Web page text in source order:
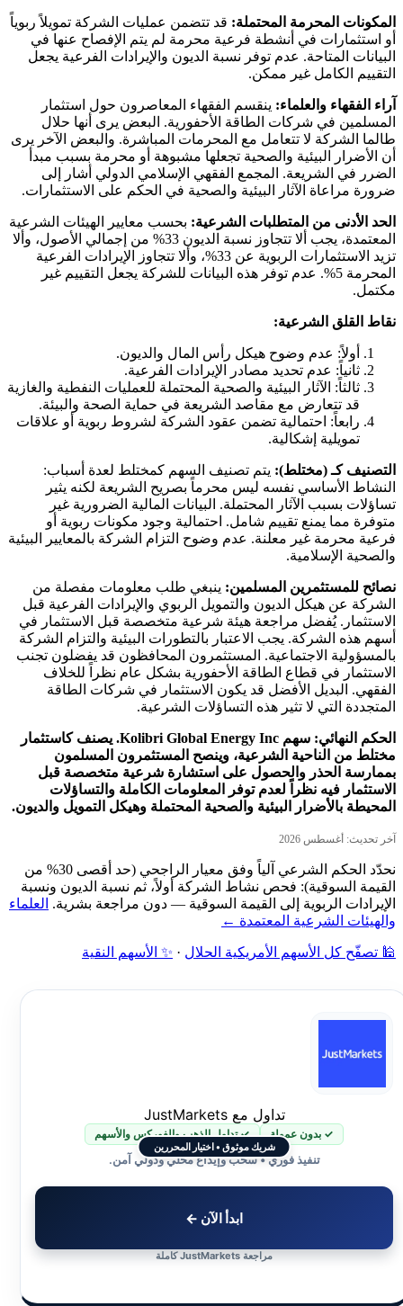
المكونات المحرمة المحتملة:قد تتضمن عمليات الشركة تمويلاً ربوياً
أو استثمارات في أنشطة فرعية محرمة لم يتم الإفصاح عنها في
البيانات المتاحة. عدم توفر نسبة الديون والإيرادات الفرعية يجعل
التقييم الكامل غير ممكن.
آراء الفقهاء والعلماء:ينقسم الفقهاء المعاصرون حول استثمار
المسلمين في شركات الطاقة الأحفورية. البعض يرى أنها حلال
طالما الشركة لا تتعامل مع المحرمات المباشرة. والبعض الآخر يرى
أن الأضرار البيئية والصحية تجعلها مشبوهة أو محرمة بسبب مبدأ
الضرر في الشريعة. المجمع الفقهي الإسلامي الدولي أشار إلى
ضرورة مراعاة الآثار البيئية والصحية في الحكم على الاستثمارات.
الحد الأدنى من المتطلبات الشرعية:بحسب معايير الهيئات الشرعية
المعتمدة، يجب ألا تتجاوز نسبة الديون 33% من إجمالي الأصول، وألا
تزيد الاستثمارات الربوية عن 33%، وألا تتجاوز الإيرادات الفرعية
المحرمة 5%. عدم توفر هذه البيانات للشركة يجعل التقييم غير
مكتمل.
نقاط القلق الشرعية:
أولاً: عدم وضوح هيكل رأس المال والديون.
ثانياً: عدم تحديد مصادر الإيرادات الفرعية.
ثالثاً: الآثار البيئية والصحية المحتملة للعمليات النفطية والغازية
قد تتعارض مع مقاصد الشريعة في حماية الصحة والبيئة.
رابعاً: احتمالية تضمن عقود الشركة لشروط ربوية أو علاقات
تمويلية إشكالية.
التصنيف كـ (مختلط):يتم تصنيف السهم كمختلط لعدة أسباب:
النشاط الأساسي نفسه ليس محرماً بصريح الشريعة لكنه يثير
تساؤلات بسبب الآثار المحتملة. البيانات المالية الضرورية غير
متوفرة مما يمنع تقييم شامل. احتمالية وجود مكونات ربوية أو
فرعية محرمة غير معلنة. عدم وضوح التزام الشركة بالمعايير البيئية
والصحية الإسلامية.
نصائح للمستثمرين المسلمين:ينبغي طلب معلومات مفصلة من
الشركة عن هيكل الديون والتمويل الربوي والإيرادات الفرعية قبل
الاستثمار. يُفضل مراجعة هيئة شرعية متخصصة قبل الاستثمار في
أسهم هذه الشركة. يجب الاعتبار بالتطورات البيئية والتزام الشركة
بالمسؤولية الاجتماعية. المستثمرون المحافظون قد يفضلون تجنب
الاستثمار في قطاع الطاقة الأحفورية بشكل عام نظراً للخلاف
الفقهي. البديل الأفضل قد يكون الاستثمار في شركات الطاقة
المتجددة التي لا تثير هذه التساؤلات الشرعية.
الحكم النهائي:
سهم Kolibri Global Energy Inc. يصنف كاستثمار
مختلط من الناحية الشرعية، وينصح المستثمرون المسلمون
بممارسة الحذر والحصول على استشارة شرعية متخصصة قبل
الاستثمار فيه نظراً لعدم توفر المعلومات الكاملة والتساؤلات
المحيطة بالأضرار البيئية والصحية المحتملة وهيكل التمويل والديون.
آخر تحديث: أغسطس 2026
نحدّد الحكم الشرعي آلياً وفق معيار الراجحي (حد أقصى 30% من
القيمة السوقية): فحص نشاط الشركة أولاً، ثم نسبة الديون ونسبة
الإيرادات الربوية إلى القيمة السوقية — دون مراجعة بشرية. العلماء
والهيئات الشرعية المعتمدة ←
🕌 تصفّح كل الأسهم الأمريكية الحلال · ✨ الأسهم النقية
شريك موثوق • اختيار المحررين
تداول مع JustMarkets
✓ بدون عمولة ✓ تداول الذهب والفوركس والأسهم
تنفيذ فوري • سحب وإيداع محلي ودولي آمن.
ابدأ الآن ←
مراجعة JustMarkets كاملة